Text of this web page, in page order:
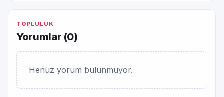
TOPLULUK
Yorumlar (0)
Henüz yorum bulunmuyor.